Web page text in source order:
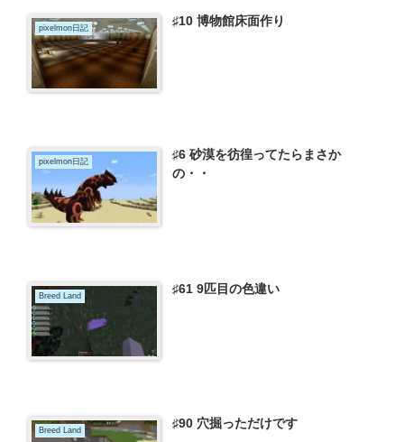
pixelmon日記 ♯10 博物館床面作り
pixelmon日記
♯6 砂漠を彷徨ってたらまさか
の・・
Breed Land ♯61 9匹目の色違い
Breed Land ♯90 穴掘っただけです